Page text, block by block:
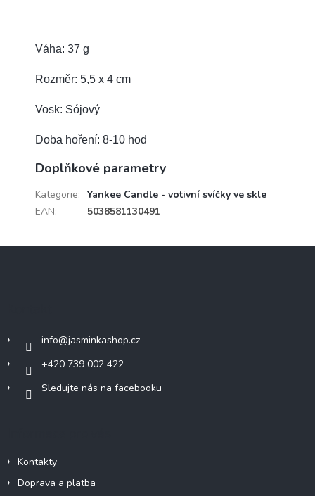
Váha: 37 g
Rozměr: 5,5 x 4 cm
Vosk: Sójový
Doba hoření: 8-10 hod
Doplňkové parametry
Kategorie: Yankee Candle - votivní svíčky ve skle
EAN: 5038581130491
info@jasminkashop.cz
+420 739 002 422
Sledujte nás na facebooku
Kontakty
Doprava a platba